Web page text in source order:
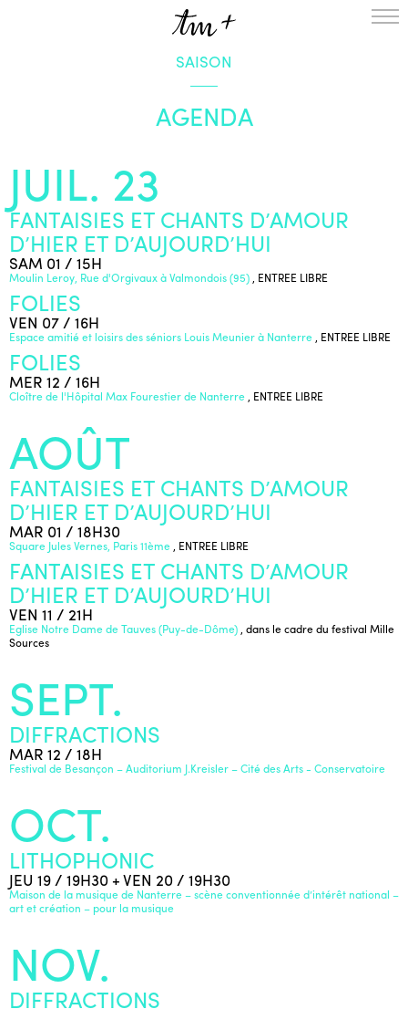
L’ENSEMBLE
SAISON
A LA UNE
ENGLISH
SAISON
AGENDA
JUIL. 23
FANTAISIES ET CHANTS D’AMOUR
D’HIER ET D’AUJOURD’HUI
SAM 01 / 15H
Moulin Leroy, Rue d'Orgivaux à Valmondois (95) , ENTREE LIBRE
FOLIES
VEN 07 / 16H
Espace amitié et loisirs des séniors Louis Meunier à Nanterre , ENTREE LIBRE
FOLIES
MER 12 / 16H
Cloître de l'Hôpital Max Fourestier de Nanterre , ENTREE LIBRE
AOÛT
FANTAISIES ET CHANTS D’AMOUR
D’HIER ET D’AUJOURD’HUI
MAR 01 / 18H30
Square Jules Vernes, Paris 11ème , ENTREE LIBRE
FANTAISIES ET CHANTS D’AMOUR
D’HIER ET D’AUJOURD’HUI
VEN 11 / 21H
Eglise Notre Dame de Tauves (Puy-de-Dôme) , dans le cadre du festival Mille
Sources
SEPT.
DIFFRACTIONS
MAR 12 / 18H
Festival de Besançon – Auditorium J.Kreisler – Cité des Arts - Conservatoire
OCT.
LITHOPHONIC
JEU 19 / 19H30 + VEN 20 / 19H30
Maison de la musique de Nanterre – scène conventionnée d’intérêt national –
art et création – pour la musique
NOV.
DIFFRACTIONS